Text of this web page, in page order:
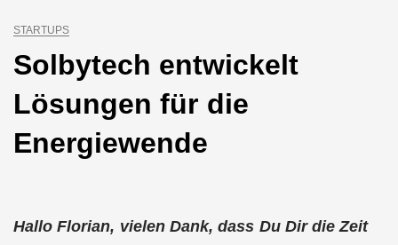
STARTUPS
Solbytech entwickelt
Lösungen für die
Energiewende
Hallo Florian, vielen Dank, dass Du Dir die Zeit